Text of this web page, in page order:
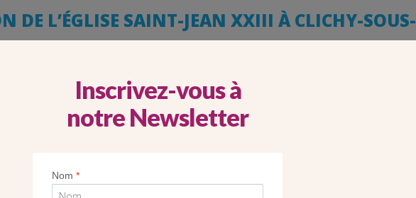
DE L’ÉGLISE SAINT-JEAN XXIII À CLICHY-SOUS-
Inscrivez-vous à
notre Newsletter
Nom*